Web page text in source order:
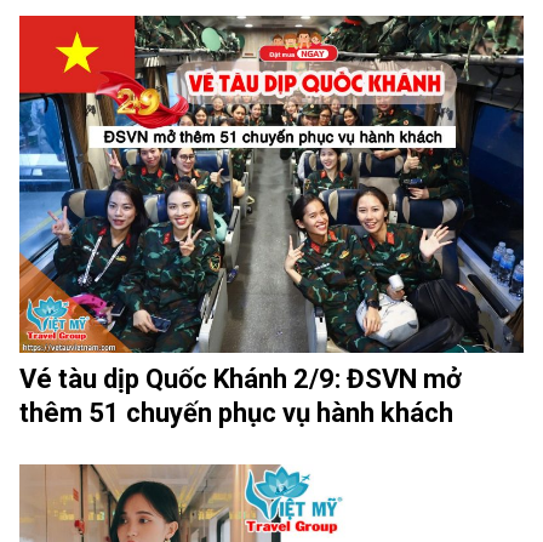
Vé tàu dịp Quốc Khánh 2/9: ĐSVN mở
thêm 51 chuyến phục vụ hành khách